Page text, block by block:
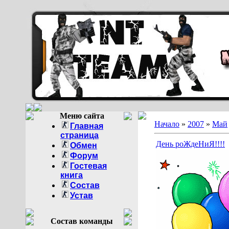
Меню сайта
Главная
страница
Обмен
Форум
Гостевая
книга
Состав
Устав
Состав команды
Начало » 2007 » Май
День роЖдеНиЯ!!!!